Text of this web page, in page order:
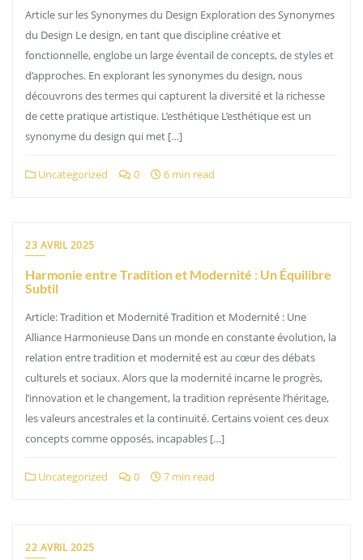
Article sur les Synonymes du Design Exploration des Synonymes
du Design Le design, en tant que discipline créative et
fonctionnelle, englobe un large éventail de concepts, de styles et
d’approches. En explorant les synonymes du design, nous
découvrons des termes qui capturent la diversité et la richesse
de cette pratique artistique. L’esthétique L’esthétique est un
synonyme du design qui met […]
Uncategorized 0 6 min read
23 AVRIL 2025
Harmonie entre Tradition et Modernité : Un Équilibre
Subtil
Article: Tradition et Modernité Tradition et Modernité : Une
Alliance Harmonieuse Dans un monde en constante évolution, la
relation entre tradition et modernité est au cœur des débats
culturels et sociaux. Alors que la modernité incarne le progrès,
l’innovation et le changement, la tradition représente l’héritage,
les valeurs ancestrales et la continuité. Certains voient ces deux
concepts comme opposés, incapables […]
Uncategorized 0 7 min read
22 AVRIL 2025